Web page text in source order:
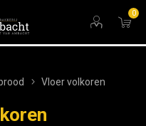
0
Vloer volkoren